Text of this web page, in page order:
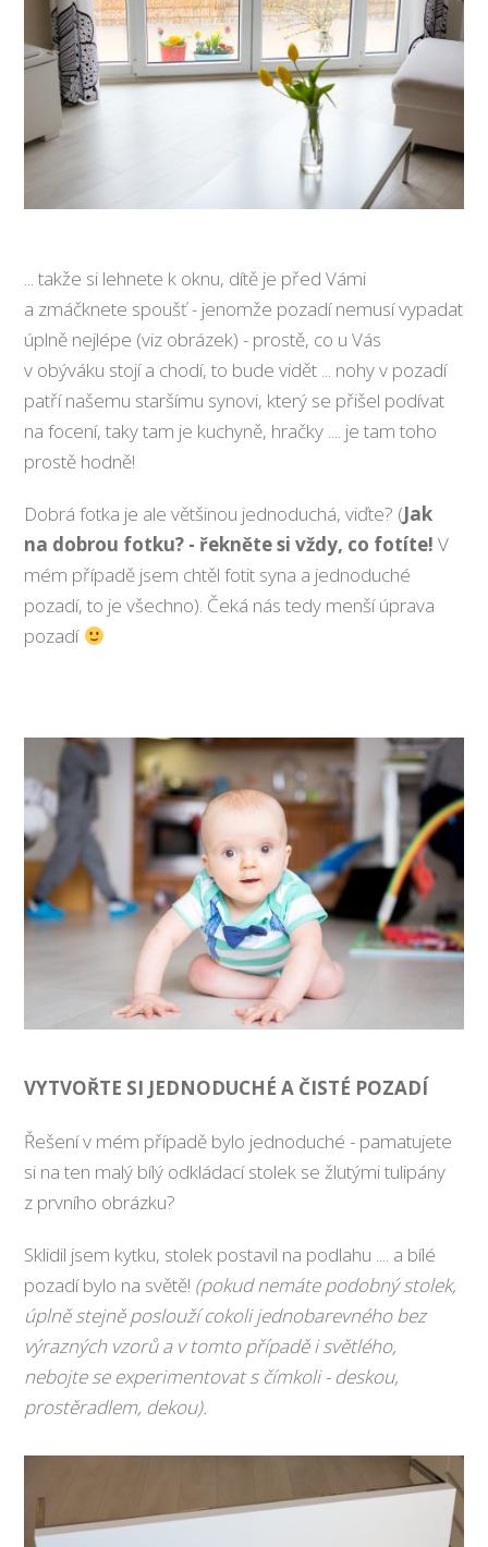
... takže si lehnete k oknu, dítě je před Vámi
a zmáčknete spoušť - jenomže pozadí nemusí vypadat
úplně nejlépe (viz obrázek) - prostě, co u Vás
v obýváku stojí a chodí, to bude vidět ... nohy v pozadí
patří našemu staršímu synovi, který se přišel podívat
na focení, taky tam je kuchyně, hračky .... je tam toho
prostě hodně!
Dobrá fotka je ale většinou jednoduchá, viďte? (Jak
na dobrou fotku? - řekněte si vždy, co fotíte! V
mém případě jsem chtěl fotit syna a jednoduché
pozadí, to je všechno). Čeká nás tedy menší úprava
pozadí
VYTVOŘTE SI JEDNODUCHÉ A ČISTÉ POZADÍ
Řešení v mém případě bylo jednoduché - pamatujete
si na ten malý bílý odkládací stolek se žlutými tulipány
z prvního obrázku?
Sklidil jsem kytku, stolek postavil na podlahu .... a bílé
pozadí bylo na světě! (pokud nemáte podobný stolek,
úplně stejně poslouží cokoli jednobarevného bez
výrazných vzorů a v tomto případě i světlého,
nebojte se experimentovat s čímkoli - deskou,
prostěradlem, dekou).